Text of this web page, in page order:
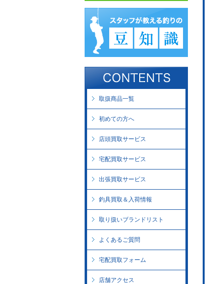
取扱商品一覧
初めての方へ
店頭買取サービス
宅配買取サービス
出張買取サービス
釣具買取＆入荷情報
取り扱いブランドリスト
よくあるご質問
宅配買取フォーム
店舗アクセス